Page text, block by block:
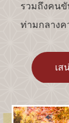
รวมถึงคนขั
ท่ามกลางค
เส